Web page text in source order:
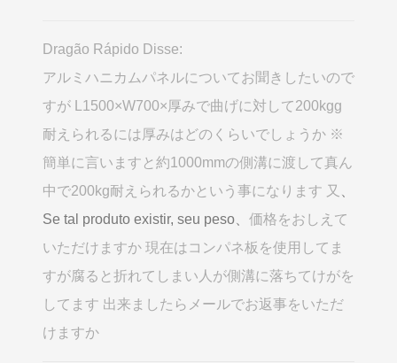
Dragão Rápido Disse:
アルミハニカムパネルについてお聞きしたいので
すが L1500×W700×厚みで曲げに対して200kgg
耐えられるには厚みはどのくらいでしょうか ※
簡単に言いますと約1000mmの側溝に渡して真ん
中で200kg耐えられるかという事になります 又 、
Se tal produto existir, seu peso、 価格をおしえて
いただけますか 現在はコンパネ板を使用してま
すが腐ると折れてしまい人が側溝に落ちてけがを
してます 出来ましたらメールでお返事をいただ
けますか